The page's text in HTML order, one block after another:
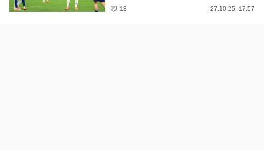
13 27.10.25. 17:57